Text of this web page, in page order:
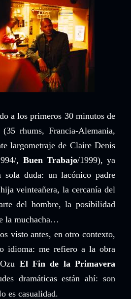
a los primeros 30 minutos de
(35 rhums, Francia-Alemania,
largometraje de Claire Denis
, Buen Trabajo/1999), ya
sola duda: un lacónico padre
veinteañera, la cercanía del
del hombre, la posibilidad
la muchacha…
visto antes, en otro contexto,
idioma: me refiero a la obra
El Fin de la Primavera
dramáticas están ahí: son
es casualidad.